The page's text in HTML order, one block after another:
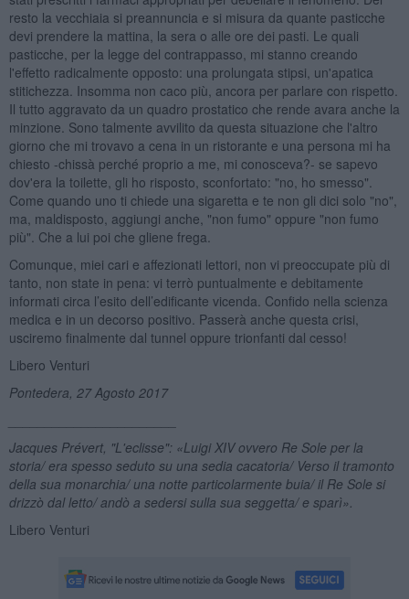
resto la vecchiaia si preannuncia e si misura da quante pasticche
devi prendere la mattina, la sera o alle ore dei pasti. Le quali
pasticche, per la legge del contrappasso, mi stanno creando
l'effetto radicalmente opposto: una prolungata stipsi, un'apatica
stitichezza. Insomma non caco più, ancora per parlare con rispetto.
Il tutto aggravato da un quadro prostatico che rende avara anche la
minzione. Sono talmente avvilito da questa situazione che l'altro
giorno che mi trovavo a cena in un ristorante e una persona mi ha
chiesto -chissà perché proprio a me, mi conosceva?- se sapevo
dov'era la toilette, gli ho risposto, sconfortato: "no, ho smesso".
Come quando uno ti chiede una sigaretta e te non gli dici solo "no",
ma, maldisposto, aggiungi anche, "non fumo" oppure "non fumo
più". Che a lui poi che gliene frega.
Comunque, miei cari e affezionati lettori, non vi preoccupate più di
tanto, non state in pena: vi terrò puntualmente e debitamente
informati circa l’esito dell’edificante vicenda. Confido nella scienza
medica e in un decorso positivo. Passerà anche questa crisi,
usciremo finalmente dal tunnel oppure trionfanti dal cesso!
Libero Venturi
Pontedera, 27 Agosto 2017
Jacques Prévert, "L'eclisse": «Luigi XIV ovvero Re Sole per la
storia/ era spesso seduto su una sedia cacatoria/ Verso il tramonto
della sua monarchia/ una notte particolarmente buia/ il Re Sole si
drizzò dal letto/ andò a sedersi sulla sua seggetta/ e sparì».
Libero Venturi